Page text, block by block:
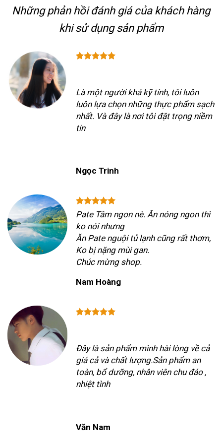
Những phản hồi đánh giá của khách hàng
khi sử dụng sản phẩm
Là một người khá kỹ tính, tôi luôn
luôn lựa chọn những thực phẩm sạch
nhất. Và đây là nơi tôi đặt trọng niềm
tin
Ngọc Trinh
Pate Tâm ngon nè. Ăn nóng ngon thì
ko nói nhưng
Ăn Pate nguội tủ lạnh cũng rất thơm,
Ko bị nặng mùi gan.
Chúc mừng shop.
Nam Hoàng
Đây là sản phẩm mình hài lòng về cả
giá cả và chất lượng.Sản phẩm an
toàn, bổ dưỡng, nhân viên chu đáo ,
nhiệt tình
Văn Nam